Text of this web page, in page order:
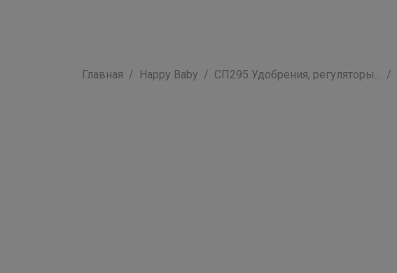
Главная Happy Baby СП295 Удобрения, регуляторы...